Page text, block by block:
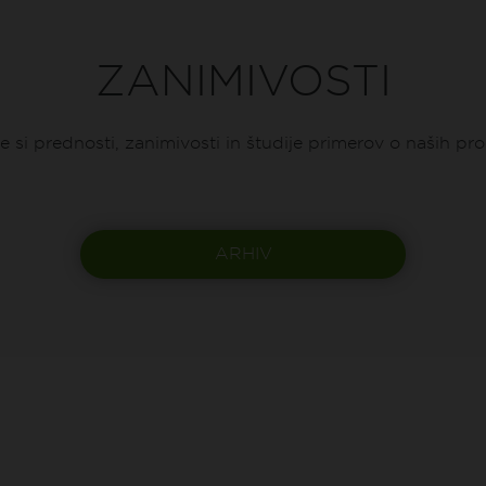
ZANIMIVOSTI
si prednosti, zanimivosti in študije primerov o naših
ARHIV